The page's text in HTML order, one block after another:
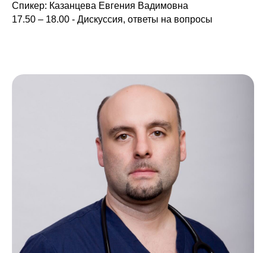
Спикер: Казанцева Евгения Вадимовна
17.50 – 18.00 - Дискуссия, ответы на вопросы